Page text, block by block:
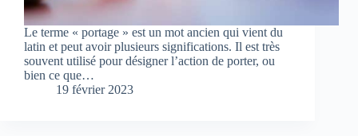
Le terme « portage » est un mot ancien qui vient du
latin et peut avoir plusieurs significations. Il est très
souvent utilisé pour désigner l’action de porter, ou
bien ce que…
19 février 2023